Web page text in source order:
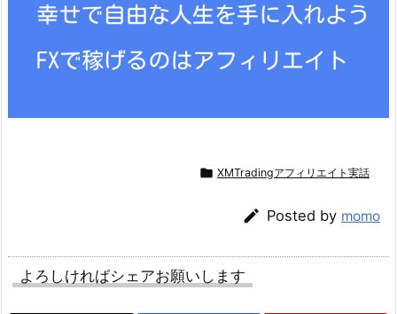
 XMTradingアフィリエイト実話
 Posted by momo
よろしければシェアお願いします